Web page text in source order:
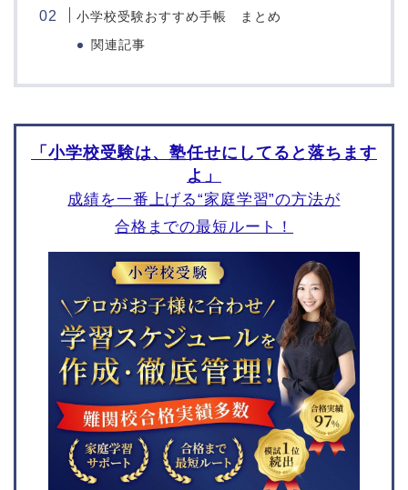
小学校受験おすすめ手帳 まとめ
関連記事
「小学校受験は、塾任せにしてると落ちます
よ」
成績を一番上げる“家庭学習”の方法が
合格までの最短ルート！
思考
記憶
絵画工作
マニュアル
面接対策
編入対策
東京女学館小学校
玉川学園小学部
東京都市大学付属小学校
田園調布雙葉小学校
学校
昭和女子大学附属昭和小
トキワ松学園小学校
神奈川県
鎌倉女子大学初等部
桐光学園小学校
湘南学園小学校
清泉小学校
横浜雙葉小学校
精華小学校
聖セシリア小学校
シュタイナー学園初等部